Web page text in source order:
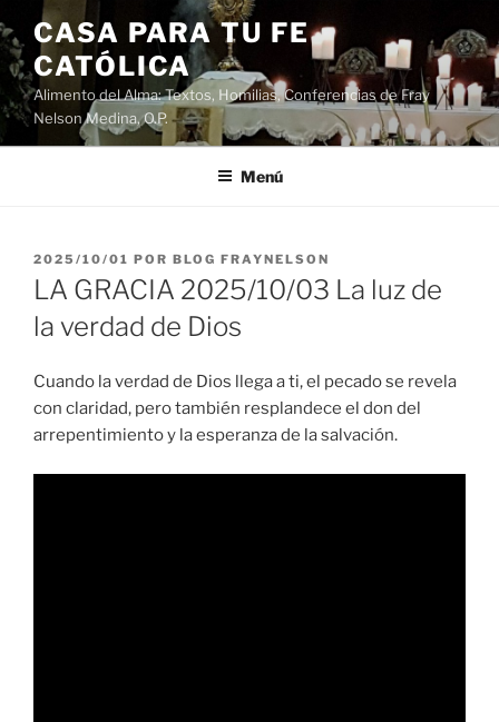
Saltar
al
contenido
CASA PARA TU FE
CATÓLICA
Alimento del Alma: Textos, Homilias, Conferencias de Fray
Nelson Medina, O.P.
Menú
PUBLICADO
EL
2025/10/01 POR BLOG FRAYNELSON
LA GRACIA 2025/10/03 La luz de
la verdad de Dios
Cuando la verdad de Dios llega a ti, el pecado se revela
con claridad, pero también resplandece el don del
arrepentimiento y la esperanza de la salvación.